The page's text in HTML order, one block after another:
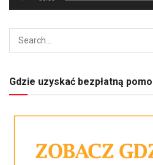
Gdzie uzyskać bezpłatną